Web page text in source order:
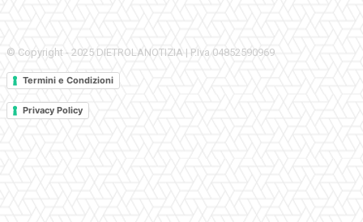
© Copyright - 2025 DIETROLANOTIZIA | P.Iva 04852590969
Termini e Condizioni
Privacy Policy